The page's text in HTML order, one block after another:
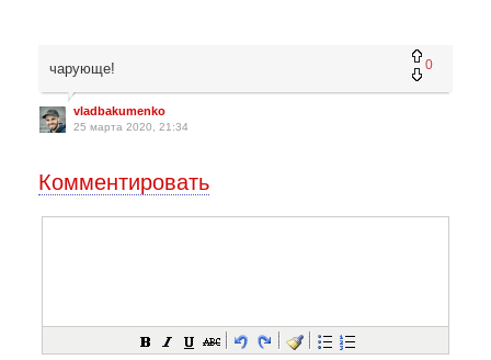
0
чарующе!
vladbakumenko
25 марта 2020, 21:34
Комментировать